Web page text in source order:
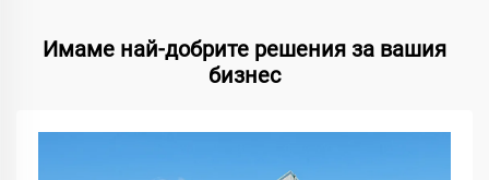
Имаме най-добрите решения за вашия
бизнес